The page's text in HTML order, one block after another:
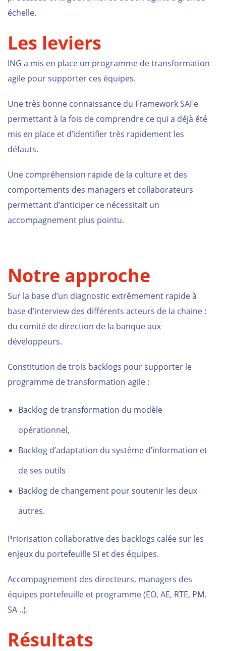
échelle.
Les leviers
ING a mis en place un programme de transformation
agile pour supporter ces équipes.
Une très bonne connaissance du FrameworkSAFe
permettant à la fois de comprendre ce qui a déjà été
mis en place et d’identifier très rapidement les
défauts.
Une compréhension rapide de la culture et des
comportements des managers et collaborateurs
permettant d’anticiper ce nécessitait un
accompagnement plus pointu.
Notre approche
Sur la base d’un diagnostic extrêmement rapide à
base d’interview des différents acteurs de la chaine :
du comité de direction de la banque aux
développeurs.
Constitution de trois backlogs pour supporter le
programme de transformation agile :
Backlogde transformation du modèle
opérationnel,
Backlogd’adaptation du système d’information et
de ses outils
Backlogde changement pour soutenir les deux
autres.
Priorisation collaborative des backlogs calée sur les
enjeux du portefeuille SI et des équipes.
Accompagnement des directeurs, managers des
équipes portefeuille et programme (EO, AE, RTE, PM,
SA ..).
Résultats